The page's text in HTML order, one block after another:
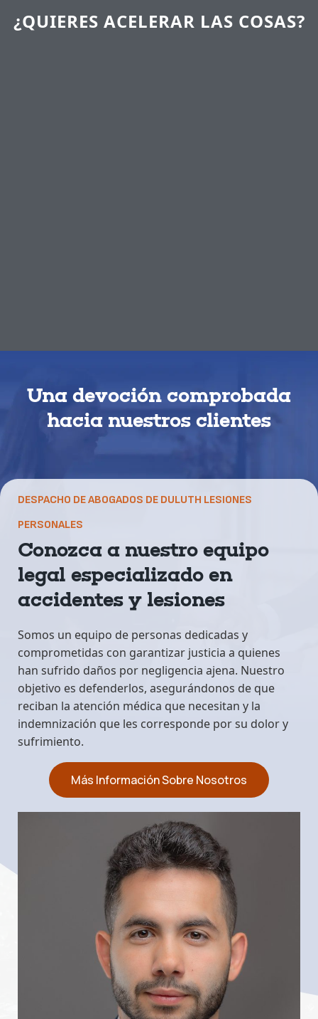
¿QUIERES ACELERAR LAS COSAS?
Una devoción comprobada
hacia nuestros clientes
DESPACHO DE ABOGADOS DE DULUTH LESIONES
PERSONALES
Conozca a nuestro equipo
legal especializado en
accidentes y lesiones
Somos un equipo de personas dedicadas y
comprometidas con garantizar justicia a quienes
han sufrido daños por negligencia ajena. Nuestro
objetivo es defenderlos, asegurándonos de que
reciban la atención médica que necesitan y la
indemnización que les corresponde por su dolor y
sufrimiento.
Más Información Sobre Nosotros